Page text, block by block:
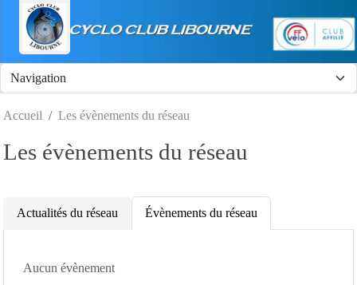
Accueil Les évènements du réseau
Les évènements du réseau
Actualités du réseau Évènements du réseau
Aucun évènement
Panneau de gestion des cookies